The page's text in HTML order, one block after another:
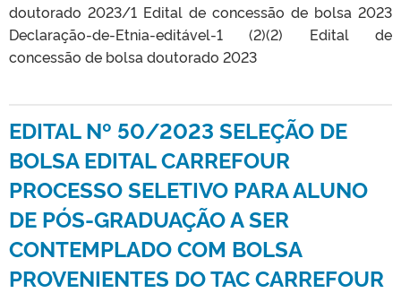
doutorado 2023/1 Edital de concessão de bolsa 2023
Declaração-de-Etnia-editável-1 (2)(2) Edital de
concessão de bolsa doutorado 2023
EDITAL Nº 50/2023 SELEÇÃO DE
BOLSA EDITAL CARREFOUR
PROCESSO SELETIVO PARA ALUNO
DE PÓS-GRADUAÇÃO A SER
CONTEMPLADO COM BOLSA
PROVENIENTES DO TAC CARREFOUR